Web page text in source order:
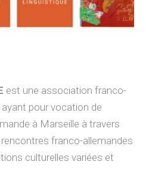
est une association franco-
pour vocation de
à Marseille à travers
franco-allemandes
culturelles variées et